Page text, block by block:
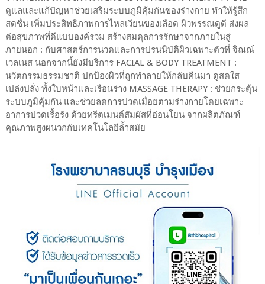
ดูแลและแก้ปัญหาช่วยเสริมระบบภูมิคุ้มกันของร่างกาย ทำให้รู้สึก
สดชื่น เพิ่มประสิทธิภาพการไหลเวียนของเลือด ผิวพรรณดูดี ส่งผล
ต่อสุขภาพที่ดีแบบองค์รวม สร้างสมดุลการรักษาจากภายในสู่
ภายนอก : กับศาสตร์การนวดและการปรนนิบัติผิวเฉพาะตัวที่ จิณณ์
เวลเนส นอกจากนี้ยังมีบริการ FACIAL & BODY TREATMENT :
นวัตกรรมธรรมชาติ ปกป้องผิวที่ถูกทำลายให้กลับคืนมา ดูสดใส
เปล่งปลั่ง ทั้งใบหน้าและเรือนร่าง MASSAGE THERAPY : ช่วยกระตุ้น
ระบบภูมิคุ้มกัน และช่วยลดการปวดเมื่อยตามร่างกายโดยเฉพาะ
อาการปวดเรื้อรัง ด้วยทรีตเมนต์สัมผัสที่อ่อนโยน จากผลิตภัณฑ์
คุณภาพสูงผนวกกับเทคโนโลยีล้ำสมัย